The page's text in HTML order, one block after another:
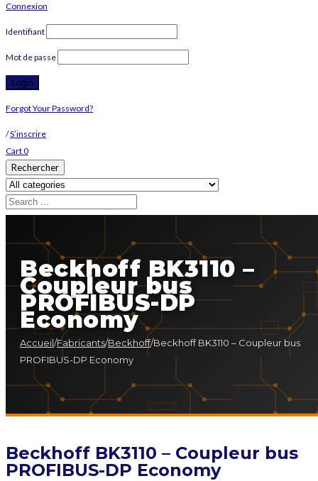
Connexion
Identifiant
Mot de passe
Forgot Your Password?
/S’inscrire
Cart0
Rechercher
Beckhoff BK3110 –
Coupleur bus
PROFIBUS-DP
Economy
Accueil/Fabricants/Beckhoff/Beckhoff BK3110 – Coupleur bus
PROFIBUS-DP Economy
Beckhoff BK3110 – Coupleur bus
PROFIBUS-DP Economy